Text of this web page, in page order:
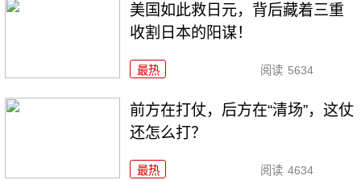
美国如此救日元，背后藏着三重
收割日本的阳谋！
最热 阅读 5634
前方在打仗，后方在“清场”，这仗
还怎么打？
最热 阅读 4634